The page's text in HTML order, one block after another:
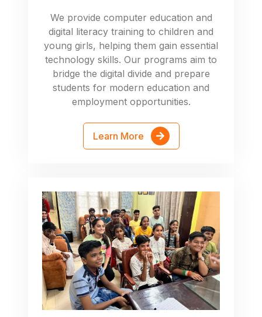
We provide computer education and
digital literacy training to children and
young girls, helping them gain essential
technology skills. Our programs aim to
bridge the digital divide and prepare
students for modern education and
employment opportunities.
Learn More